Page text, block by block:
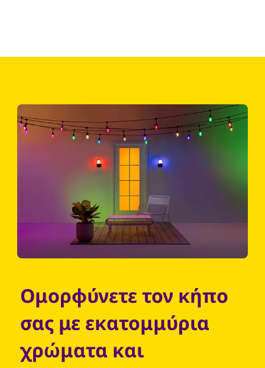
Ομορφύνετε τον κήπο
σας με εκατομμύρια
χρώματα και